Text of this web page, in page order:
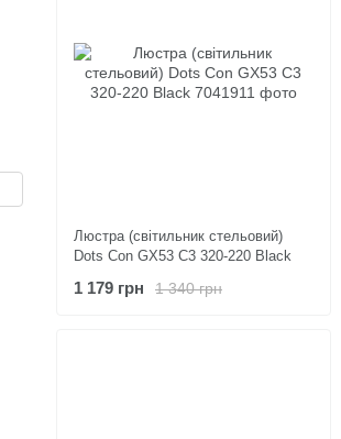
Люстра (світильник стельовий)
Dots Con GX53 C3 320-220 Black
1 340 грн
1 179 грн